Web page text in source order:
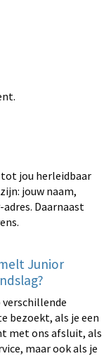
tot jou herleidbaar
jouw naam,
Daarnaast
Junior
bezoekt, als je een
met ons afsluit, als
maar ook als je